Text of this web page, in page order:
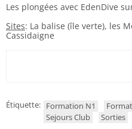
Les plongées avec EdenDive
Sites: La balise (île verte), les
Cassidaigne
Étiquette: Formation N1
Sejours Club
Sorties